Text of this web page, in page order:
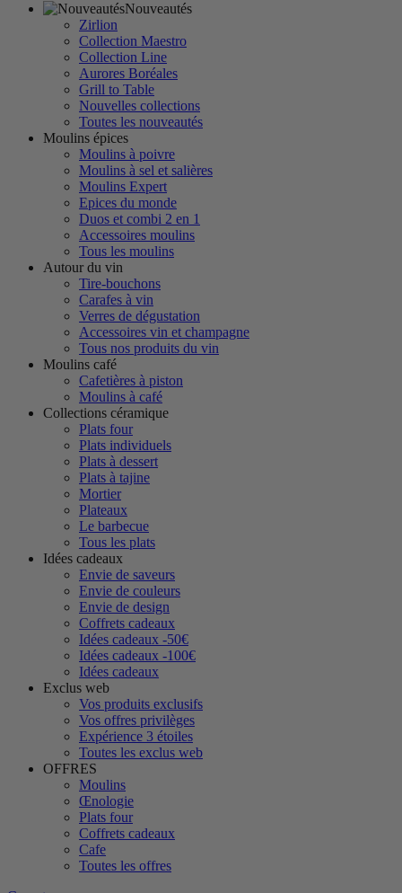
Nouveautés
Zirlion
Collection Maestro
Collection Line
Aurores Boréales
Grill to Table
Nouvelles collections
Toutes les nouveautés
Moulins épices
Moulins à poivre
Moulins à sel et salières
Moulins Expert
Epices du monde
Duos et combi 2 en 1
Accessoires moulins
Tous les moulins
Autour du vin
Tire-bouchons
Carafes à vin
Verres de dégustation
Accessoires vin et champagne
Tous nos produits du vin
Moulins café
Cafetières à piston
Moulins à café
Collections céramique
Plats four
Plats individuels
Plats à dessert
Plats à tajine
Mortier
Plateaux
Le barbecue
Tous les plats
Idées cadeaux
Envie de saveurs
Envie de couleurs
Envie de design
Coffrets cadeaux
Idées cadeaux -50€
Idées cadeaux -100€
Idées cadeaux
Exclus web
Vos produits exclusifs
Vos offres privilèges
Expérience 3 étoiles
Toutes les exclus web
OFFRES
Moulins
Œnologie
Plats four
Coffrets cadeaux
Cafe
Toutes les offres